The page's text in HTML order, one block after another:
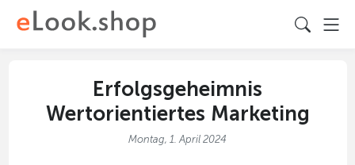
Erfolgsgeheimnis
Wertorientiertes Marketing
Montag, 1. April 2024